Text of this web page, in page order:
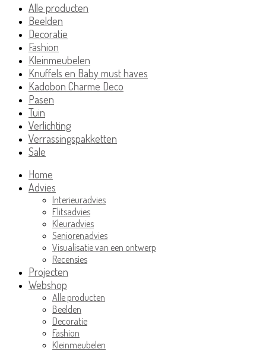
Alle producten
Beelden
Decoratie
Fashion
Kleinmeubelen
Knuffels en Baby must haves
Kadobon Charme Deco
Pasen
Tuin
Verlichting
Verrassingspakketten
Sale
Home
Advies
Interieuradvies
Flitsadvies
Kleuradvies
Seniorenadvies
Visualisatie van een ontwerp
Recensies
Projecten
Webshop
Alle producten
Beelden
Decoratie
Fashion
Kleinmeubelen